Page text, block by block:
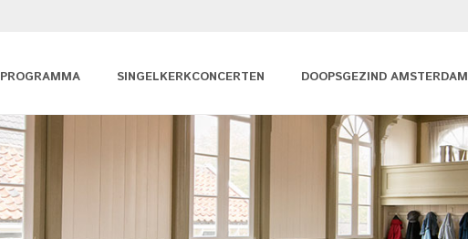
PROGRAMMA SINGELKERKCONCERTEN DOOPSGEZIND AMSTERDAM